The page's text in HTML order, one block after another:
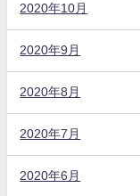
2020年10月
2020年9月
2020年8月
2020年7月
2020年6月